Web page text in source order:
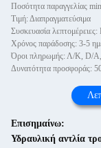
Ποσότητα παραγγελίας
Τιμή: Διαπραγματεύσιμα
Συσκευασία
Χρόνος παράδοσης: 3-5
Όροι πληρωμής: Λ/Κ, D/
Δυνατότητα προσφοράς:
Επισημαίνω:
Υδραυλική αντλία